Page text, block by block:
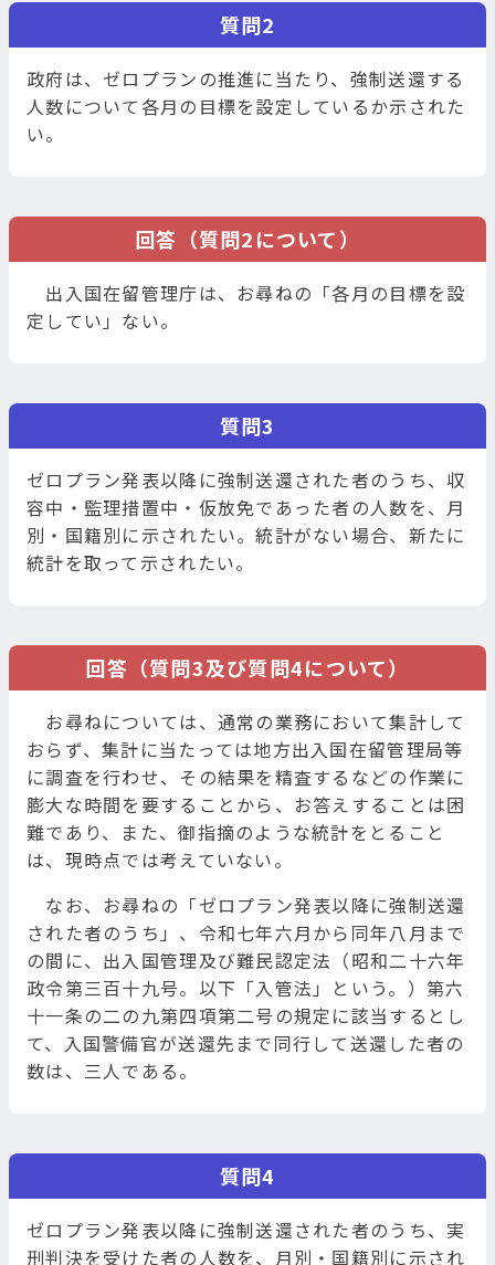
質問2
政府は、ゼロプランの推進に当たり、強制送還する
人数について各月の目標を設定しているか示された
い。
回答（質問2について）
出入国在留管理庁は、お尋ねの「各月の目標を設
定してい」ない。
質問3
ゼロプラン発表以降に強制送還された者のうち、収
容中・監理措置中・仮放免であった者の人数を、月
別・国籍別に示されたい。統計がない場合、新たに
統計を取って示されたい。
回答（質問3及び質問4について）
お尋ねについては、通常の業務において集計して
おらず、集計に当たっては地方出入国在留管理局等
に調査を行わせ、その結果を精査するなどの作業に
膨大な時間を要することから、お答えすることは困
難であり、また、御指摘のような統計をとること
は、現時点では考えていない。
なお、お尋ねの「ゼロプラン発表以降に強制送還
された者のうち」、令和七年六月から同年八月まで
の間に、出入国管理及び難民認定法（昭和二十六年
政令第三百十九号。以下「入管法」という。）第六
十一条の二の九第四項第二号の規定に該当するとし
て、入国警備官が送還先まで同行して送還した者の
数は、三人である。
質問4
ゼロプラン発表以降に強制送還された者のうち、実
刑判決を受けた者の人数を、月別・国籍別に示され